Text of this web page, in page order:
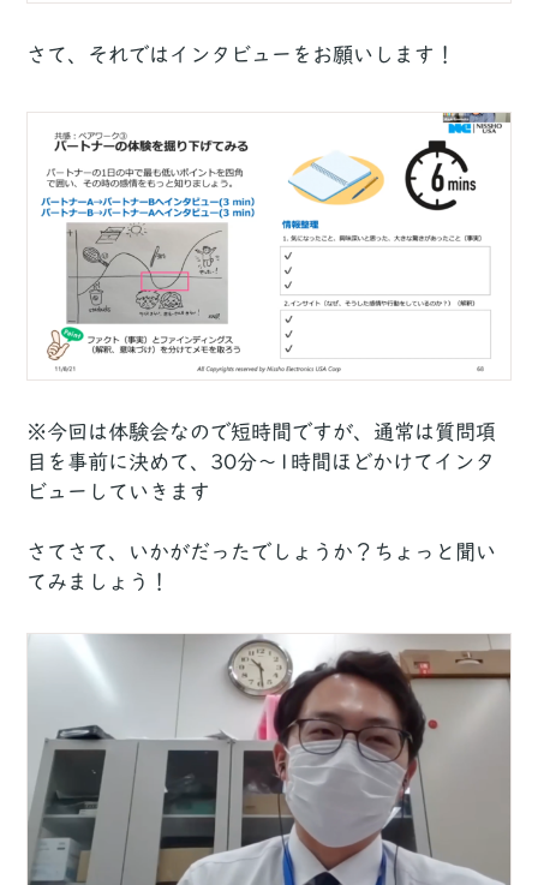
さて、それではインタビューをお願いします！
※今回は体験会なので短時間ですが、通常は質問項
目を事前に決めて、30分〜1時間ほどかけてインタ
ビューしていきます
さてさて、いかがだったでしょうか？ちょっと聞い
てみましょう！